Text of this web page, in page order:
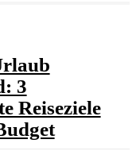
3
Reiseziele